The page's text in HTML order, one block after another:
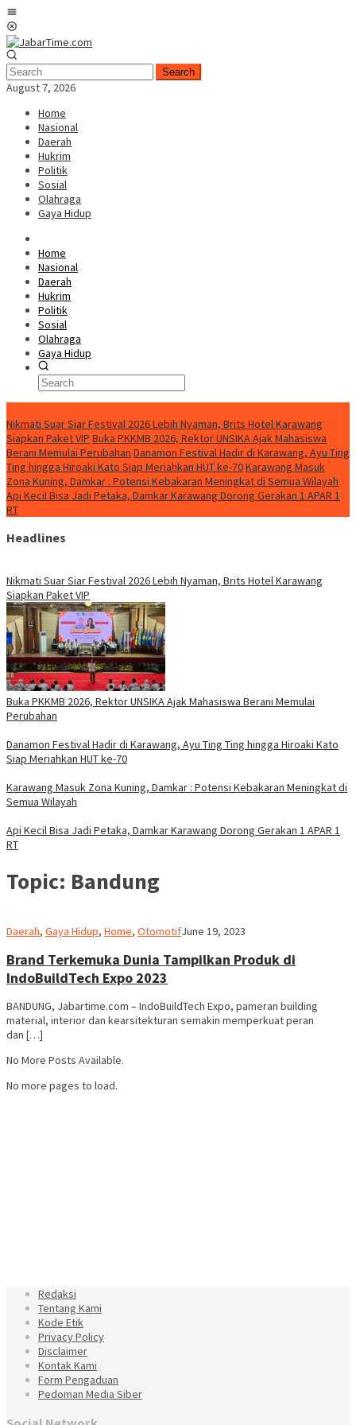
Skip
to
content
Search
August 7, 2026
Home
Nasional
Daerah
Hukrim
Politik
Sosial
Olahraga
Gaya Hidup
Home
Nasional
Daerah
Hukrim
Politik
Sosial
Olahraga
Gaya Hidup
Nikmati Suar Siar Festival 2026 Lebih Nyaman, Brits Hotel Karawang
Siapkan Paket VIP Buka PKKMB 2026, Rektor UNSIKA Ajak Mahasiswa
Berani Memulai Perubahan Danamon Festival Hadir di Karawang, Ayu Ting
Ting hingga Hiroaki Kato Siap Meriahkan HUT ke-70Karawang Masuk
Zona Kuning, Damkar : Potensi Kebakaran Meningkat di Semua Wilayah
Api Kecil Bisa Jadi Petaka, Damkar Karawang Dorong Gerakan 1 APAR 1
RT
Headlines
Nikmati Suar Siar Festival 2026 Lebih Nyaman, Brits Hotel Karawang
Siapkan Paket VIP
Buka PKKMB 2026, Rektor UNSIKA Ajak Mahasiswa Berani Memulai
Perubahan
Danamon Festival Hadir di Karawang, Ayu Ting Ting hingga Hiroaki Kato
Siap Meriahkan HUT ke-70
Karawang Masuk Zona Kuning, Damkar : Potensi Kebakaran Meningkat di
Semua Wilayah
Api Kecil Bisa Jadi Petaka, Damkar Karawang Dorong Gerakan 1 APAR 1
RT
Topic: Bandung
Daerah, Gaya Hidup, Home, Otomotifadmin
June 19, 2023
Brand Terkemuka Dunia Tampilkan Produk di
IndoBuildTech Expo 2023
BANDUNG, Jabartime.com – IndoBuildTech Expo, pameran building
material, interior dan kearsitekturan semakin memperkuat peran
dan […]
No More Posts Available.
No more pages to load.
Redaksi
Tentang Kami
Kode Etik
Privacy Policy
Disclaimer
Kontak Kami
Form Pengaduan
Pedoman Media Siber